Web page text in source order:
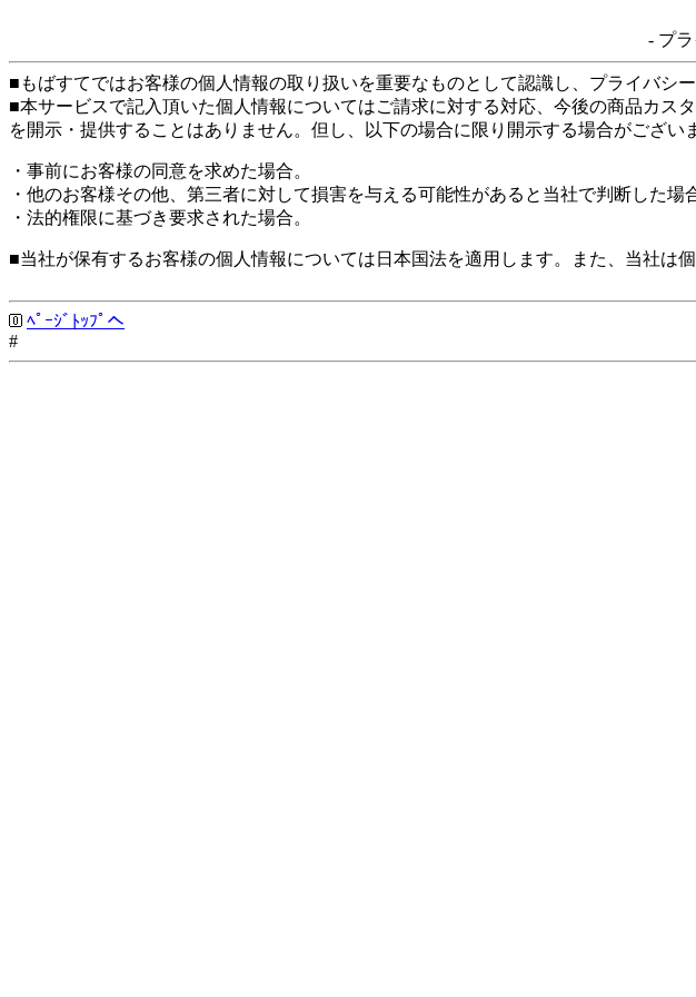
- プ
■もばすてではお客様の個人情報の取り扱いを重要なものとして認識し、プライバシ
■本サービスで記入頂いた個人情報についてはご請求に対する対応、今後の商品カ
を開示・提供することはありません。但し、以下の場合に限り開示する場合がござい
・事前にお客様の同意を求めた場合。
・他のお客様その他、第三者に対して損害を与える可能性があると当社で判断した場
・法的権限に基づき要求された場合。
■当社が保有するお客様の個人情報については日本国法を適用します。また、当社は
ﾍﾟｰｼﾞﾄｯﾌﾟへ
#